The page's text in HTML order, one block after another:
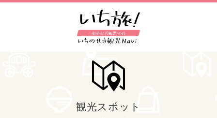
観光スポット